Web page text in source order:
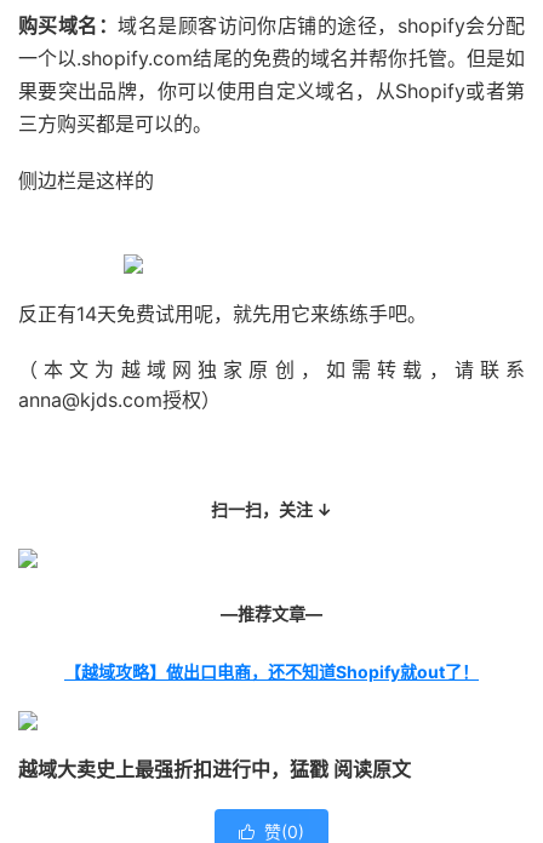
购买域名：域名是顾客访问你店铺的途径，shopify会分配
一个以.shopify.com结尾的免费的域名并帮你托管。但是如
果要突出品牌，你可以使用自定义域名，从Shopify或者第
三方购买都是可以的。
侧边栏是这样的
反正有14天免费试用呢，就先用它来练练手吧。
（本文为越域网独家原创，如需转载，请联系
anna@kjds.com授权）
扫一扫，关注 ↓
—推荐文章—
【越域攻略】做出口电商，还不知道Shopify就out了！
越域大卖史上最强折扣进行中，猛戳 阅读原文
 赞(0)